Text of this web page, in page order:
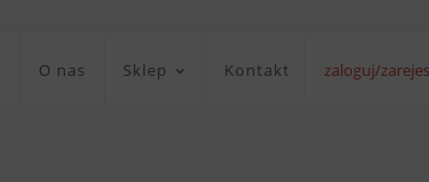
O nas Sklep Kontakt zaloguj/